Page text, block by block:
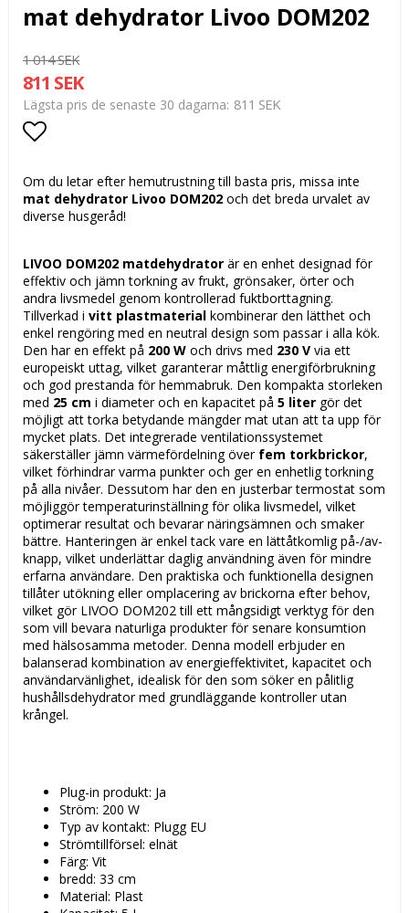
mat dehydrator Livoo DOM202
1 014 SEK
811 SEK
Lägsta pris de senaste 30 dagarna 811 SEK
Lägg till i favoritlistan
Om du letar efter hemutrustning till basta pris, missa inte
mat dehydrator Livoo DOM202 och det breda urvalet av
diverse husgeråd!
LIVOO DOM202 matdehydrator är en enhet designad för
effektiv och jämn torkning av frukt, grönsaker, örter och
andra livsmedel genom kontrollerad fuktborttagning.
Tillverkad i vitt plastmaterial kombinerar den lätthet och
enkel rengöring med en neutral design som passar i alla kök.
Den har en effekt på 200 W och drivs med 230 V via ett
europeiskt uttag, vilket garanterar måttlig energiförbrukning
och god prestanda för hemmabruk. Den kompakta storleken
med 25 cm i diameter och en kapacitet på 5 liter gör det
möjligt att torka betydande mängder mat utan att ta upp för
mycket plats. Det integrerade ventilationssystemet
säkerställer jämn värmefördelning över fem torkbrickor,
vilket förhindrar varma punkter och ger en enhetlig torkning
på alla nivåer. Dessutom har den en justerbar termostat som
möjliggör temperaturinställning för olika livsmedel, vilket
optimerar resultat och bevarar näringsämnen och smaker
bättre. Hanteringen är enkel tack vare en lättåtkomlig på-/av-
knapp, vilket underlättar daglig användning även för mindre
erfarna användare. Den praktiska och funktionella designen
tillåter utökning eller omplacering av brickorna efter behov,
vilket gör LIVOO DOM202 till ett mångsidigt verktyg för den
som vill bevara naturliga produkter för senare konsumtion
med hälsosamma metoder. Denna modell erbjuder en
balanserad kombination av energieffektivitet, kapacitet och
användarvänlighet, idealisk för den som söker en pålitlig
hushållsdehydrator med grundläggande kontroller utan
krångel.
Plug-in produkt: Ja
Ström: 200 W
Typ av kontakt: Plugg EU
Strömtillförsel: elnät
Färg: Vit
bredd: 33 cm
Material: Plast